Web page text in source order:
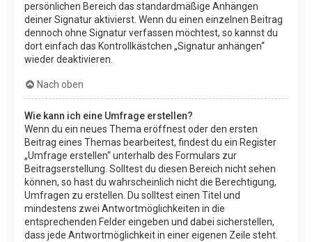
persönlichen Bereich das standardmäßige Anhängen
deiner Signatur aktivierst. Wenn du einen einzelnen Beitrag
dennoch ohne Signatur verfassen möchtest, so kannst du
dort einfach das Kontrollkästchen „Signatur anhängen“
wieder deaktivieren.
Nach oben
Wie kann ich eine Umfrage erstellen?
Wenn du ein neues Thema eröffnest oder den ersten
Beitrag eines Themas bearbeitest, findest du ein Register
„Umfrage erstellen“ unterhalb des Formulars zur
Beitragserstellung. Solltest du diesen Bereich nicht sehen
können, so hast du wahrscheinlich nicht die Berechtigung,
Umfragen zu erstellen. Du solltest einen Titel und
mindestens zwei Antwortmöglichkeiten in die
entsprechenden Felder eingeben und dabei sicherstellen,
dass jede Antwortmöglichkeit in einer eigenen Zeile steht.